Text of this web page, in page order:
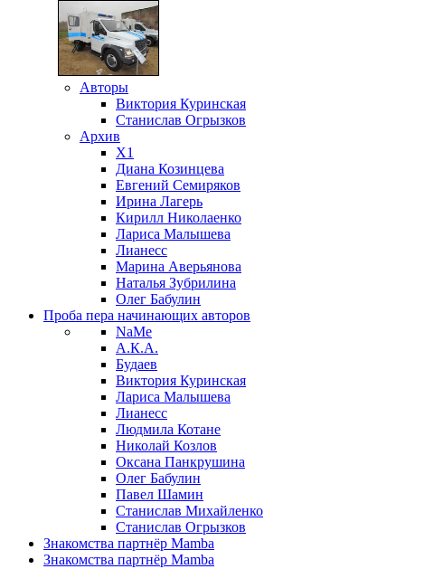
Авторы
Виктория Куринская
Станислав Огрызков
Архив
X1
Диана Козинцева
Евгений Семиряков
Ирина Лагерь
Кирилл Николаенко
Лариса Малышева
Лианесс
Марина Аверьянова
Наталья Зубрилина
Олег Бабулин
Проба пера начинающих авторов
NaMe
А.К.А.
Будаев
Виктория Куринская
Лариса Малышева
Лианесс
Людмила Котане
Николай Козлов
Оксана Панкрушина
Олег Бабулин
Павел Шамин
Станислав Михайленко
Станислав Огрызков
Знакомства партнёр Mamba
Знакомства партнёр Mamba